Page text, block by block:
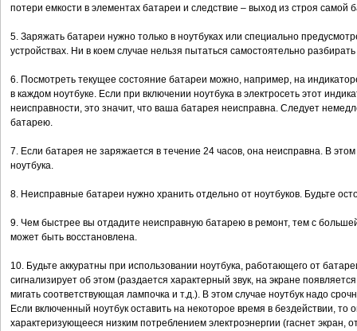
потери емкости в элементах батареи и следствие – выход из строя самой
5. Заряжать батареи нужно только в ноутбуках или специально
устройствах. Ни в коем случае нельзя пытаться самостоятельно
6. Посмотреть текущее состояние батареи можно, например, на
в каждом ноутбуке. Если при включении ноутбука в электросеть этот
неисправности, это значит, что ваша батарея неисправна. Следует
батарею.
7. Если батарея не заряжается в течение 24 часов, она неисправна. В
ноутбука.
8. Неисправные батареи нужно хранить отдельно от ноутбуков. Будьте
9. Чем быстрее вы отдадите неисправную батарею в ремонт, тем с
может быть восстановлена.
10. Будьте аккуратны при использовании ноутбука, работающего от
сигнализирует об этом (раздается характерный звук, на экране
мигать соответствующая лампочка и т.д.). В этом случае ноутбук надо
Если включенный ноутбук оставить на некоторое время в бездействии,
характеризующееся низким потреблением электроэнергии (гаснет экран,